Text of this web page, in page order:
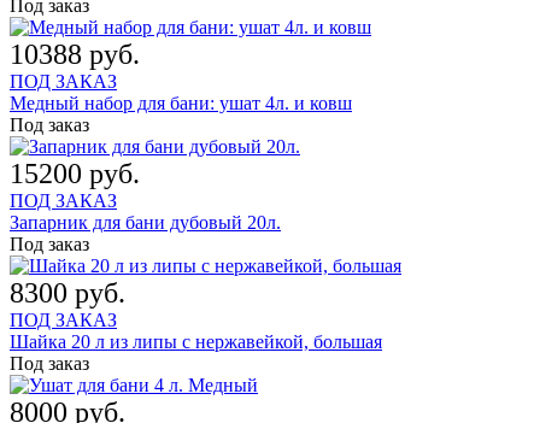
Под заказ
10388 руб.
ПОД ЗАКАЗ
Медный набор для бани: ушат 4л. и ковш
Под заказ
15200 руб.
ПОД ЗАКАЗ
Запарник для бани дубовый 20л.
Под заказ
8300 руб.
ПОД ЗАКАЗ
Шайка 20 л из липы с нержавейкой, большая
Под заказ
8000 руб.